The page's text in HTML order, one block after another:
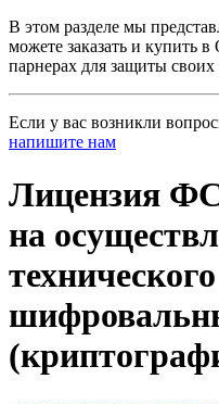
В этом разделе мы
можете заказать и
парнерах для защиты
Если у вас возникли
напишите нам
Лицензия
на